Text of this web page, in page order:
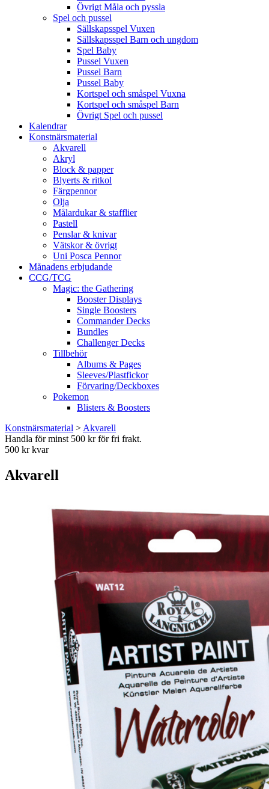
Övrigt Måla och pyssla
Spel och pussel
Sällskapsspel Vuxen
Sällskapsspel Barn och ungdom
Spel Baby
Pussel Vuxen
Pussel Barn
Pussel Baby
Kortspel och småspel Vuxna
Kortspel och småspel Barn
Övrigt Spel och pussel
Kalendrar
Konstnärsmaterial
Akvarell
Akryl
Block & papper
Blyerts & ritkol
Färgpennor
Olja
Målardukar & stafflier
Pastell
Penslar & knivar
Vätskor & övrigt
Uni Posca Pennor
Månadens erbjudande
CCG/TCG
Magic: the Gathering
Booster Displays
Single Boosters
Commander Decks
Bundles
Challenger Decks
Tillbehör
Albums & Pages
Sleeves/Plastfickor
Förvaring/Deckboxes
Pokemon
Blisters & Boosters
Konstnärsmaterial > Akvarell
Handla för minst 500 kr för fri frakt.
500 kr kvar
Akvarell